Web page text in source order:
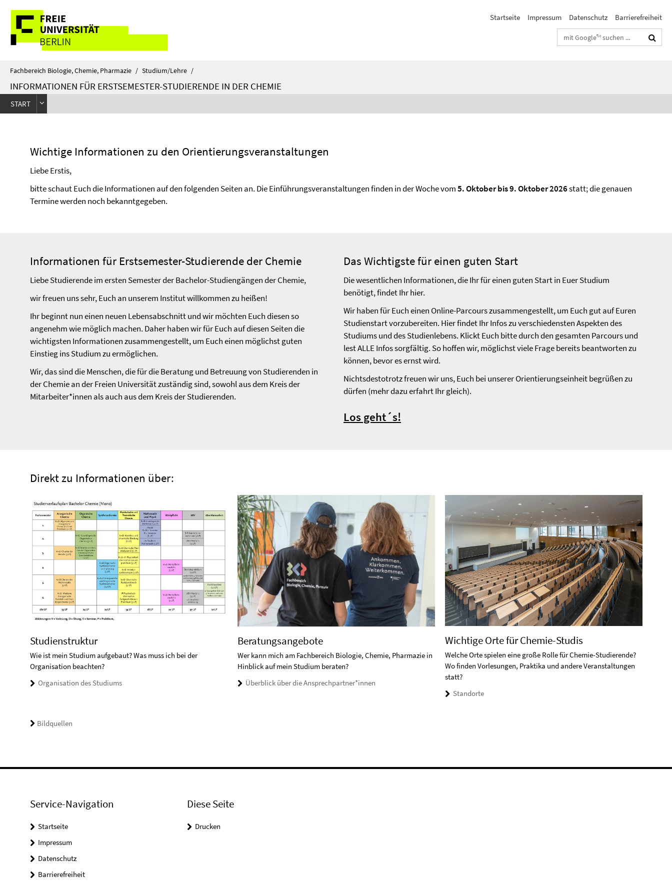
direkt
Inhalt
Service-
Navigation
Startseite Impressum Datenschutz
Barrierefreiheit
Suchbegriffe
Fachbereich Biologie, Chemie, Pharmazie / Studium/Lehre /
INFORMATIONEN FÜR ERSTSEMESTER-STUDIERENDE IN DER CHEMIE
START
Wichtige Informationen zu den Orientierungsveranstaltungen
Liebe Erstis,
bitte schaut Euch die Informationen auf den folgenden Seiten an. Die Einführungsveranstaltungen finden in der Woche vom5. Oktober bis 9. Oktober 2026statt; die genauen
Termine werden noch bekanntgegeben.
Informationen für Erstsemester-Studierende der Chemie
Liebe Studierende im ersten Semester der Bachelor-Studiengängen der Chemie,
wir freuen uns sehr, Euch an unserem Institut willkommen zu heißen!
Ihr beginnt nun einen neuen Lebensabschnitt und wir möchten Euch diesen so
angenehm wie möglich machen. Daher haben wir für Euch auf diesen Seiten die
wichtigsten Informationen zusammengestellt, um Euch einen möglichst guten
Einstieg ins Studium zu ermöglichen.
Wir, das sind die Menschen, die für die Beratung und Betreuung von Studierenden in
der Chemie an der Freien Universität zuständig sind, sowohl aus dem Kreis der
Mitarbeiter*innen als auch aus dem Kreis der Studierenden.
Das Wichtigste für einen guten Start
Die wesentlichen Informationen, die Ihr für einen guten Start in Euer Studium
benötigt, findet Ihr hier.
Wir haben für Euch einen Online-Parcours zusammengestellt, um Euch gut auf Euren
Studienstart vorzubereiten. Hier findet Ihr Infos zu verschiedensten Aspekten des
Studiums und des Studienlebens. Klickt Euch bitte durch den gesamten Parcours und
lest ALLE Infos sorgfältig. So hoffen wir, möglichst viele Frage bereits beantworten zu
können, bevor es ernst wird.
Nichtsdestotrotz freuen wir uns, Euch bei unserer Orientierungseinheit begrüßen zu
dürfen (mehr dazu erfahrt Ihr gleich).
Los geht´s!
Direkt zu Informationen über:
Studienstruktur
Wie ist mein Studium aufgebaut? Was muss ich bei der
Organisation beachten?
Organisation des Studiums
Beratungsangebote
Wer kann mich am Fachbereich Biologie, Chemie, Pharmazie in
Hinblick auf mein Studium beraten?
Überblick über die Ansprechpartner*innen
Wichtige Orte für Chemie-Studis
Welche Orte spielen eine große Rolle für Chemie-Studierende?
Wo finden Vorlesungen, Praktika und andere Veranstaltungen
statt?
Standorte
Bildquellen
Service-Navigation
Startseite
Impressum
Datenschutz
Barrierefreiheit
Diese Seite
Drucken